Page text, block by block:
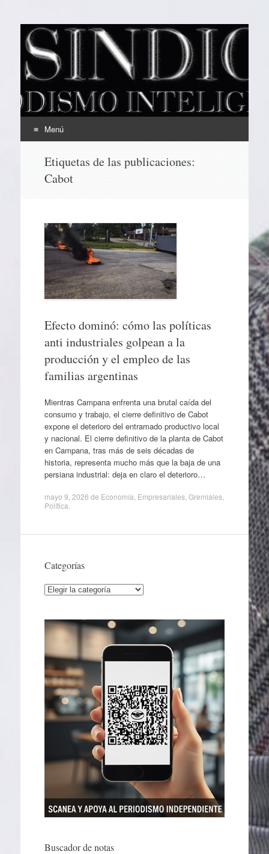
EL SINDICAL
Periodismo Inteligente
Menú
contenido
Etiquetas de las publicaciones:
Cabot
Efecto dominó: cómo las políticas
anti industriales golpean a la
producción y el empleo de las
familias argentinas
Mientras Campana enfrenta una brutal caída del
consumo y trabajo, el cierre definitivo de Cabot
expone el deterioro del entramado productivo local
y nacional. El cierre definitivo de la planta de Cabot
en Campana, tras más de seis décadas de
historia, representa mucho más que la baja de una
persiana industrial: deja en claro el deterioro…
mayo 9, 2026 de Economía Empresariales, Gremiales,
Política
Categorías
Categorías
Buscador de notas